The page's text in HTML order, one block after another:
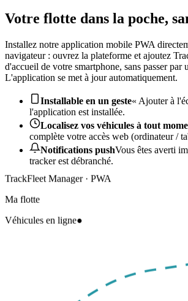
Votre flotte dans la poche,
Installez notre application mobile PWA
navigateur : ouvrez la plateforme et ajoutez
d'accueil de votre smartphone, sans passer par
L'application se met à jour automatiquement.
Installable en un geste« Ajouter à
l'application est installée.
Localisez vos véhicules à tout
complète votre accès web (ordinateur /
Notifications pushVous êtes averti
tracker est débranché.
TrackFleet Manager · PWA
Ma flotte
Véhicules en ligne●